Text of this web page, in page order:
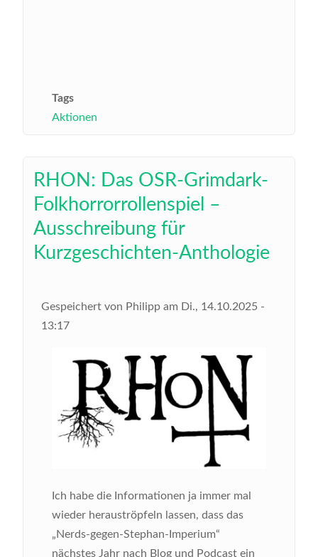
Tags
Aktionen
RHON: Das OSR-Grimdark-
Folkhorrorrollenspiel –
Ausschreibung für
Kurzgeschichten-Anthologie
Gespeichert von Philipp am Di., 14.10.2025 -
13:17
Ich habe die Informationen ja immer mal
wieder herauströpfeln lassen, dass das
„Nerds-gegen-Stephan-Imperium“
nächstes Jahr nach Blog und Podcast ein